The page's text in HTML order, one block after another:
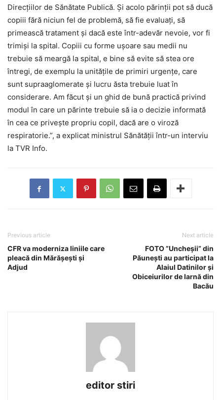
Direcţiilor de Sănătate Publică. Şi acolo părinţii pot să ducă
copiii fără niciun fel de problemă, să fie evaluaţi, să
primească tratament şi dacă este într-adevăr nevoie, vor fi
trimişi la spital. Copiii cu forme uşoare sau medii nu
trebuie să meargă la spital, e bine să evite să stea ore
întregi, de exemplu la unităţile de primiri urgenţe, care
sunt supraaglomerate şi lucru ăsta trebuie luat în
considerare. Am făcut şi un ghid de bună practică privind
modul în care un părinte trebuie să ia o decizie informată
în cea ce priveşte propriu copil, dacă are o viroză
respiratorie.”, a explicat ministrul Sănătății într-un interviu
la TVR Info.
Previous article
CFR va moderniza liniile care
pleacă din Mărășești și
Adjud
Next article
FOTO ”Uncheșii” din
Păunești au participat la
Alaiul Datinilor și
Obiceiurilor de Iarnă din
Bacău
editor stiri